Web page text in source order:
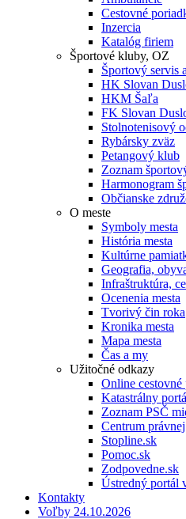
Cestovné
Inzercia
Katalóg firiem
Športové kluby, OZ
Športový servis
HK Slovan
HKM Šaľa
FK Slovan
Stolnotenisový
Rybársky zväz
Petangový klub
Zoznam
Harmonogram
Občianske
O meste
Symboly mesta
História mesta
Kultúrne
Geografia,
Infraštruktúra,
Ocenenia mesta
Tvorivý čin roka
Kronika mesta
Mapa mesta
Čas a my
Užitočné odkazy
Online
Katastrálny
Zoznam PSČ
Centrum
Stopline.sk
Pomoc.sk
Zodpovedne.sk
Ústredný portál
Kontakty
Voľby 24.10.2026